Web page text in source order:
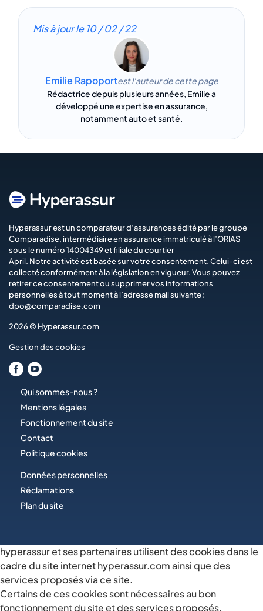
Mis à jour le 10 / 02 / 22
Emilie Rapoportest l'auteur de cette page
Rédactrice depuis plusieurs années, Emilie a
développé une expertise en assurance,
notamment auto et santé.
Hyperassur est un comparateur d’assurances édité par le groupe
Comparadise, intermédiaire en assurance immatriculé à l’ORIAS
sous le numéro 14004349 et filiale du courtier
April. Notre activité est basée sur votre consentement. Celui-ci est
collecté conformément à la législation en vigueur. Vous pouvez
retirer ce consentement ou supprimer vos informations
personnelles à tout moment à l’adresse mail suivante :
dpo@comparadise.com
2026 © Hyperassur.com
Gestion des cookies
Qui sommes-nous ?
Mentions légales
Fonctionnement du site
Contact
Politique cookies
Données personnelles
Réclamations
Plan du site
hyperassur et ses partenaires utilisent des cookies dans le
cadre du site internet hyperassur.com ainsi que des
services proposés via ce site.
Certains de ces cookies sont nécessaires au bon
fonctionnement du site et des services proposés.